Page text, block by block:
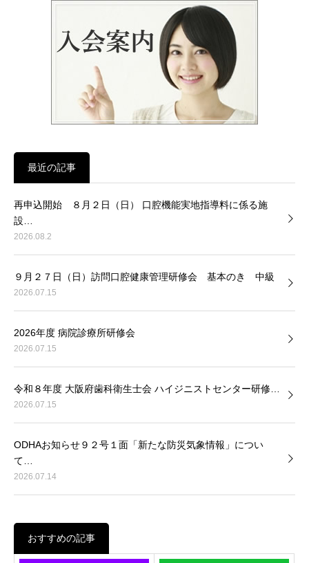
最近の記事
再申込開始 ８月２日（日） 口腔機能実地指導料に係る施
設…
2026.08.2
９月２７日（日）訪問口腔健康管理研修会 基本のき 中級
2026.07.15
2026年度 病院診療所研修会
2026.07.15
令和８年度 大阪府歯科衛生士会 ハイジニストセンター研修…
2026.07.15
ODHAお知らせ９２号１面「新たな防災気象情報」につい
て…
2026.07.14
おすすめの記事